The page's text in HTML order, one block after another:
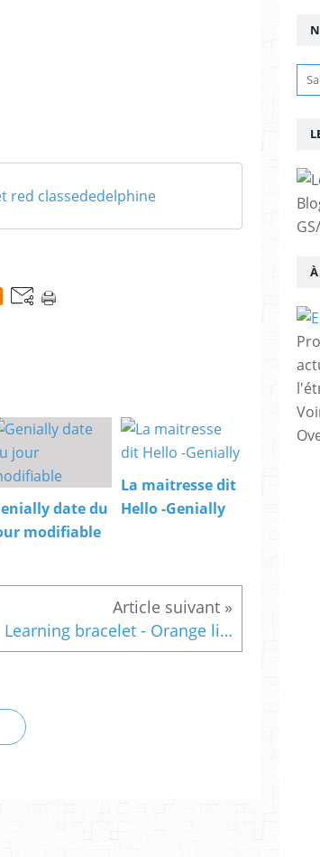
red classededelphine
date du
modifiable
La maitresse dit
Hello -Genially
Learning bracelet - Orange like ...
À